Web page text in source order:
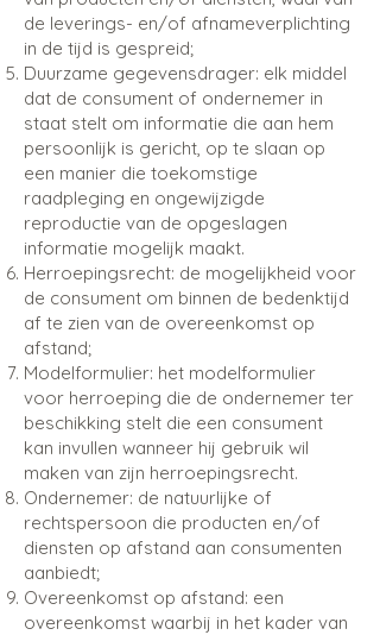
de leverings- en/of afnameverplichting
in de tijd is gespreid;
Duurzame gegevensdrager: elk middel
dat de consument of ondernemer in
staat stelt om informatie die aan hem
persoonlijk is gericht, op te slaan op
een manier die toekomstige
raadpleging en ongewijzigde
reproductie van de opgeslagen
informatie mogelijk maakt.
Herroepingsrecht: de mogelijkheid voor
de consument om binnen de bedenktijd
af te zien van de overeenkomst op
afstand;
Modelformulier: het modelformulier
voor herroeping die de ondernemer ter
beschikking stelt die een consument
kan invullen wanneer hij gebruik wil
maken van zijn herroepingsrecht.
Ondernemer: de natuurlijke of
rechtspersoon die producten en/of
diensten op afstand aan consumenten
aanbiedt;
Overeenkomst op afstand: een
overeenkomst waarbij in het kader van